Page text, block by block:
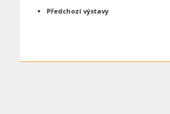
Předchozí výstavy